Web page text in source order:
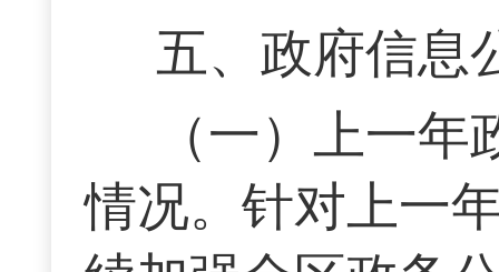
五、政府信息
（一）上一
情况。针对上一